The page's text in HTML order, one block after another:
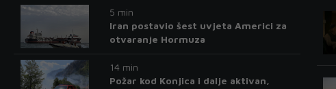
5 min
Iran postavio šest uvjeta Americi za
otvaranje Hormuza
14 min
Požar kod Konjica i dalje aktivan,